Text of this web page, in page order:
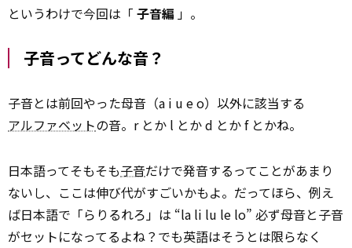
というわけで今回は「 子音編 」。
子音ってどんな音？
子音とは前回やった母音（a i u e o）以外に該当する
アルファベットの音。r とか l とか d とか f とかね。
日本語ってそもそも子音だけで発音するってことがあまり
ないし、ここは伸び代がすごいかもよ。だってほら、例え
ば日本語で「らりるれろ」は “la li lu le lo” 必ず母音と子音
がセットになってるよね？でも英語はそうとは限らなく